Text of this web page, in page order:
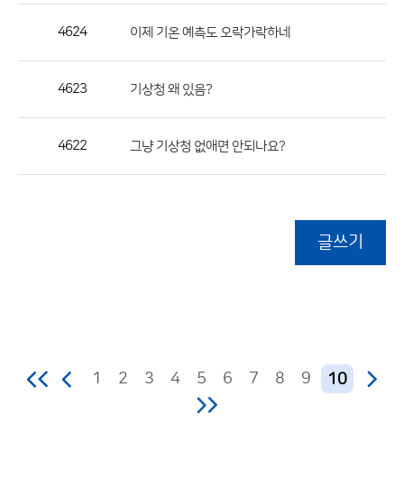
4624 이제 기온 예측도 오락가락하네
4623 기상청 왜 있음?
4622 그냥 기상청 없애면 안되나요?
글쓰기
1 2 3 4 5 6 7 8 9 10